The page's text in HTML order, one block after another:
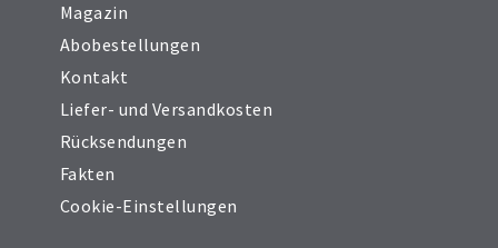
Magazin
Abobestellungen
Kontakt
Liefer- und Versandkosten
Rücksendungen
Fakten
Cookie-Einstellungen